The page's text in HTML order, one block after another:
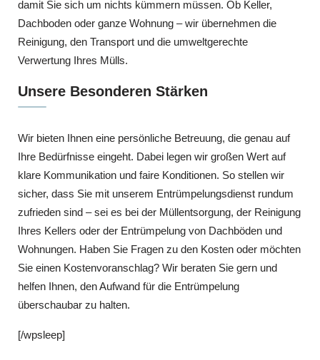
damit Sie sich um nichts kümmern müssen. Ob Keller,
Dachboden oder ganze Wohnung – wir übernehmen die
Reinigung, den Transport und die umweltgerechte
Verwertung Ihres Mülls.
Unsere Besonderen Stärken
Wir bieten Ihnen eine persönliche Betreuung, die genau auf
Ihre Bedürfnisse eingeht. Dabei legen wir großen Wert auf
klare Kommunikation und faire Konditionen. So stellen wir
sicher, dass Sie mit unserem Entrümpelungsdienst rundum
zufrieden sind – sei es bei der Müllentsorgung, der Reinigung
Ihres Kellers oder der Entrümpelung von Dachböden und
Wohnungen. Haben Sie Fragen zu den Kosten oder möchten
Sie einen Kostenvoranschlag? Wir beraten Sie gern und
helfen Ihnen, den Aufwand für die Entrümpelung
überschaubar zu halten.
[/wpsleep]